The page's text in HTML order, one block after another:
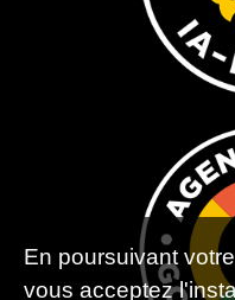
En poursuivant
vous acceptez